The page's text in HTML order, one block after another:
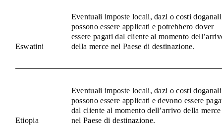
Eswatini
Eventuali imposte locali, dazi o costi doganali
possono essere applicati e potrebbero dover
essere pagati dal cliente al momento
della merce nel Paese di destinazione.
Etiopia
Eventuali imposte locali, dazi o costi doganali
possono essere applicati e devono essere
dal cliente al momento dell’arrivo della merce
nel Paese di destinazione.